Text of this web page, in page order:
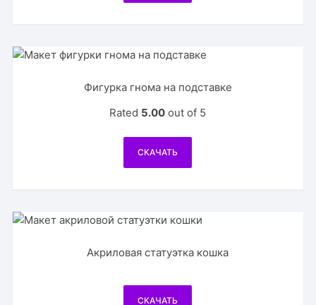
Фигурка гнома на подставке
Rated 5.00 out of 5
СКАЧАТЬ
Акриловая статуэтка кошка
СКАЧАТЬ